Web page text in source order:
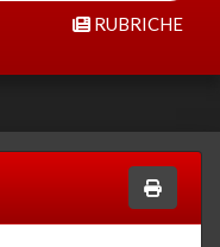
RUBRICHE